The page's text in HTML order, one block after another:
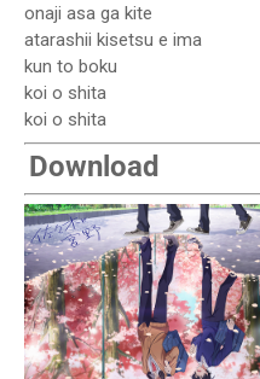
onaji asa ga kite
atarashii kisetsu e ima
kun to boku
koi o shita
koi o shita
Download